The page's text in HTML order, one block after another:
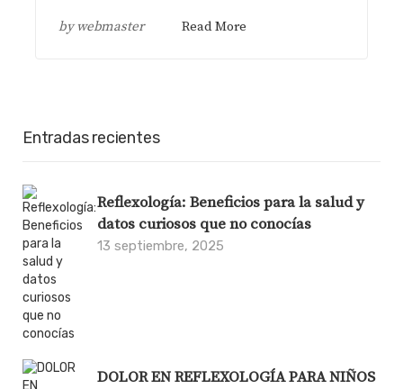
bywebmaster Read More
Entradas recientes
Reflexología: Beneficios para la salud y
datos curiosos que no conocías
13 septiembre, 2025
DOLOR EN REFLEXOLOGÍA PARA NIÑOS